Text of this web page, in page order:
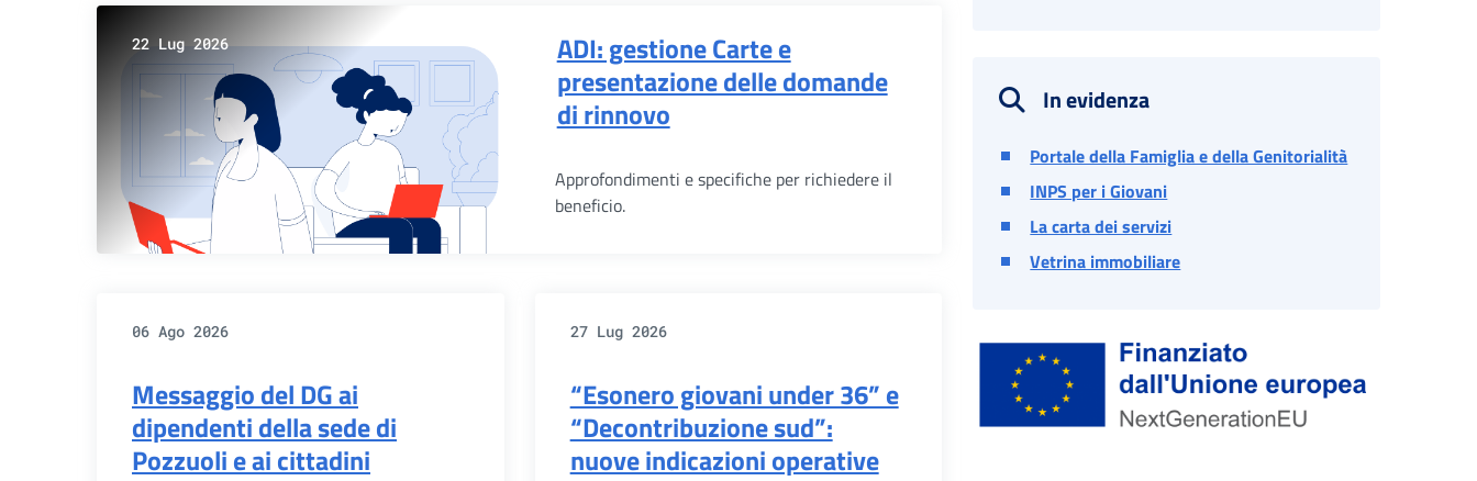
22 Lug 2026
ADI: gestione Carte e
presentazione delle domande
di rinnovo
Approfondimenti e specifiche per richiedere il
beneficio.
06 Ago 2026
Messaggio del DG ai
dipendenti della sede di
Pozzuoli e ai cittadini
27 Lug 2026
“Esonero giovani under 36” e
“Decontribuzione sud”:
nuove indicazioni operative
In evidenza
Portale della Famiglia e della Genitorialità
INPS per i Giovani
La carta dei servizi
Vetrina immobiliare